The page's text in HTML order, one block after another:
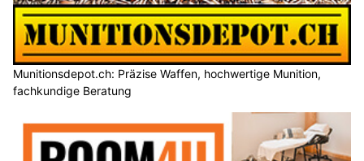
Munitionsdepot.ch: Präzise Waffen, hochwertige Munition,
fachkundige Beratung